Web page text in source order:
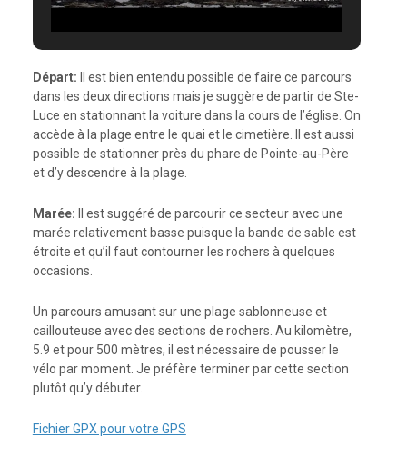
Départ: Il est bien entendu possible de faire ce parcours
dans les deux directions mais je suggère de partir de Ste-
Luce en stationnant la voiture dans la cours de l’église. On
accède à la plage entre le quai et le cimetière. Il est aussi
possible de stationner près du phare de Pointe-au-Père
et d’y descendre à la plage.
Marée: Il est suggéré de parcourir ce secteur avec une
marée relativement basse puisque la bande de sable est
étroite et qu’il faut contourner les rochers à quelques
occasions.
Un parcours amusant sur une plage sablonneuse et
caillouteuse avec des sections de rochers. Au kilomètre,
5.9 et pour 500 mètres, il est nécessaire de pousser le
vélo par moment. Je préfère terminer par cette section
plutôt qu’y débuter.
Fichier GPX pour votre GPS